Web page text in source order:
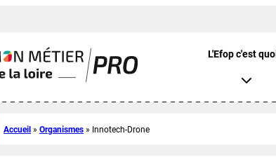
L'Efop c'est
Accueil » Organismes » Innotech-Drone